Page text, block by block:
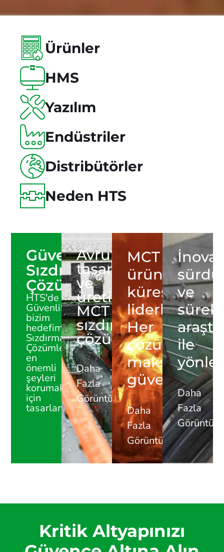
Ürünler
HMS
Yazılım
Endüstriler
Distribütörler
Neden HTS
Güvenlik
Sızdırmazlık
Çözümleri
HTS'de
Güvenlik
bizim
hedefimizdir.
Sızdırmazlık
Çözümlerimiz
en
önemli
şeyleri
korumak
için
tasarlanmıştır.
Avrupa'da
tasarlanan
ve
üretilen
MCT
sızdırmazlık
çözümleri
Daha
Fazla
Görüntüle
MCT
ürünlerinde
küresel
liderler.
Her
çözümde
maksimum
güvenilirlik
Daha
Fazla
Görüntüle
ve
ile
Daha
Fazla
Görüntüle
Kritik Altyapınızı